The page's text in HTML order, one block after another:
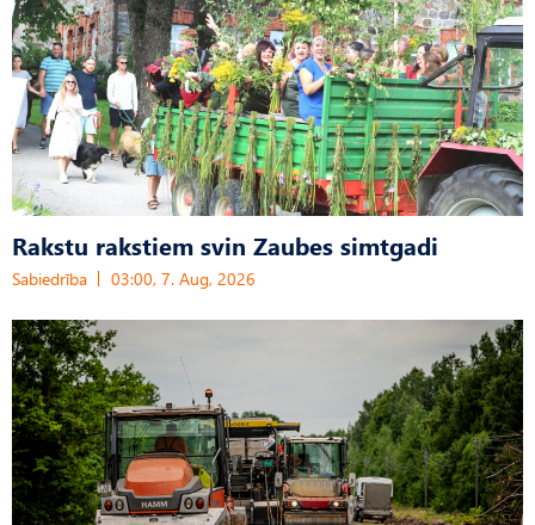
Rakstu rakstiem svin Zaubes simtgadi
Sabiedrība 03:00, 7. Aug, 2026